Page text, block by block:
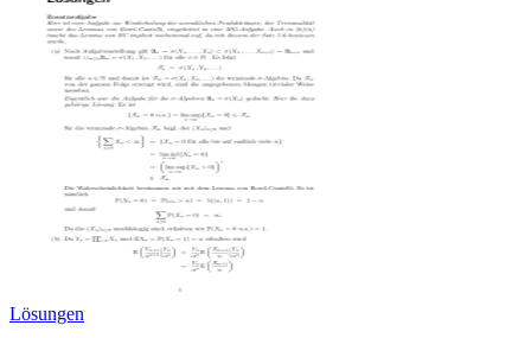
Lösungen